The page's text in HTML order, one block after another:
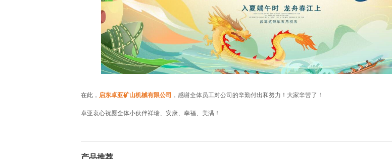
在此， 启东卓亚矿山机械有限公司 ，感谢全体员工对公司的辛勤付出和努力！大家辛苦了！
卓亚衷心祝愿全体小伙伴祥瑞、安康、幸福、美满！